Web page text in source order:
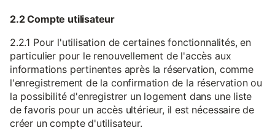
2.2 Compte utilisateur
2.2.1 Pour l'utilisation de certaines fonctionnalités, en
particulier pour le renouvellement de l'accès aux
informations pertinentes après la réservation, comme
l'enregistrement de la confirmation de la réservation ou
la possibilité d'enregistrer un logement dans une liste
de favoris pour un accès ultérieur, il est nécessaire de
créer un compte d'utilisateur.